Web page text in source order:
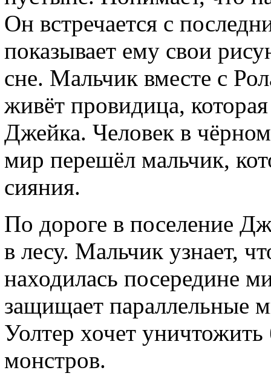
Он встречается с
показывает ему свои
сне. Мальчик вместе с
живёт провидица,
Джейка. Человек в
мир перешёл мальчик,
сияния.
По дороге в поселение
в лесу. Мальчик узнает,
находилась посередине
защищает параллельные
Уолтер хочет
монстров.